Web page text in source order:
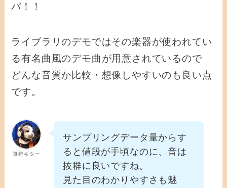
パ！！
ライブラリのデモではその楽器が使われてい
る有名曲風のデモ曲が用意されているので
どんな音質か比較・想像しやすいのも良い点
です。
誰得ギター
サンプリングデータ量からす
ると値段が手頃なのに、音は
抜群に良いですね。
見た目のわかりやすさも魅